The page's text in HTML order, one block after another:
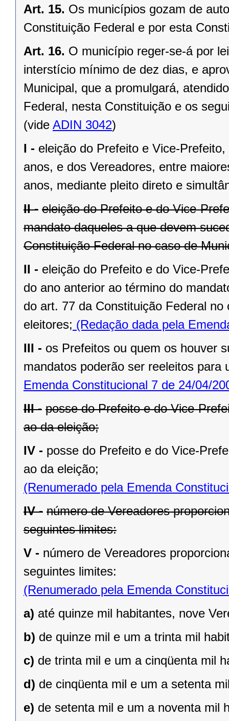
Art. 15. Os municípios gozam de
Constituição Federal e por esta
Art. 16. O município reger-se-á por
interstício mínimo de dez dias, e
Municipal, que a promulgará,
Federal, nesta Constituição e os
(vide ADIN 3042)
I - eleição do Prefeito e Vice-
anos, e dos Vereadores, entre
anos, mediante pleito direto e
II - eleição do Prefeito e do Vice-
mandato daqueles a que devem
Constituição Federal no caso de
II - eleição do Prefeito e do Vice-
do ano anterior ao término do
do art. 77 da Constituição Federal
eleitores; (Redação dada pela
III - os Prefeitos ou quem os houver
mandatos poderão ser reeleitos para
Emenda Constitucional 7 de 24/04/
III - posse do Prefeito e do Vice-
ao da eleição;
IV - posse do Prefeito e do Vice-
ao da eleição;
(Renumerado pela Emenda
IV - número de Vereadores
seguintes limites:
V - número de Vereadores
seguintes limites:
(Renumerado pela Emenda
a) até quinze mil habitantes, nove
b) de quinze mil e um a trinta mil
c) de trinta mil e um a cinqüenta mil
d) de cinqüenta mil e um a setenta
e) de setenta mil e um a noventa mil